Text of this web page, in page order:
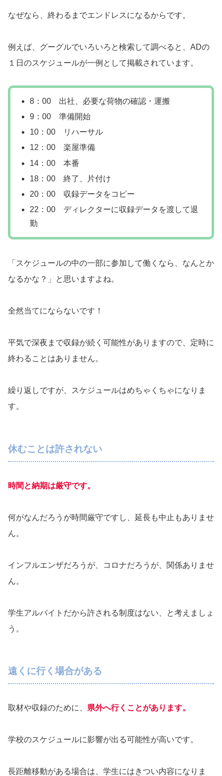
なぜなら、終わるまでエンドレスになるからです。
例えば、グーグルでいろいろと検索して調べると、ADの
１日のスケジュールが一例として掲載されています。
8：00 出社、必要な荷物の確認・運搬
9：00 準備開始
10：00 リハーサル
12：00 楽屋準備
14：00 本番
18：00 終了、片付け
20：00 収録データをコピー
22：00 ディレクターに収録データを渡して退
勤
「スケジュールの中の一部に参加して働くなら、なんとか
なるかな？」と思いますよね。
全然当てにならないです！
平気で深夜まで収録が続く可能性がありますので、定時に
終わることはありません。
繰り返しですが、スケジュールはめちゃくちゃになりま
す。
休むことは許されない
時間と納期は厳守です。
何がなんだろうが時間厳守ですし、延長も中止もありませ
ん。
インフルエンザだろうが、コロナだろうが、関係ありませ
ん。
学生アルバイトだから許される制度はない、と考えましょ
う。
遠くに行く場合がある
取材や収録のために、 県外へ行くことがあります。
学校のスケジュールに影響が出る可能性が高いです。
長距離移動がある場合は、学生にはきつい内容になりま